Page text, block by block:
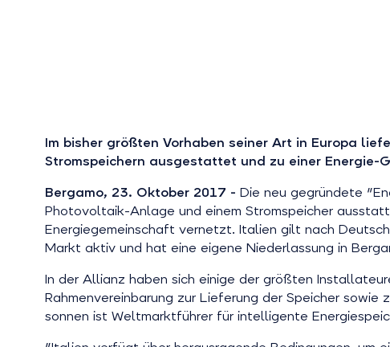
Im bisher größten Vorhaben seiner Art in Europa
Stromspeichern ausgestattet und zu einer Energie-
Bergamo, 23. Oktober 2017 - Die neu gegründete
Photovoltaik-Anlage und einem Stromspeicher
Energiegemeinschaft vernetzt. Italien gilt nach
Markt aktiv und hat eine eigene Niederlassung in
In der Allianz haben sich einige der größten
Rahmenvereinbarung zur Lieferung der Speicher
sonnen ist Weltmarktführer für intelligente